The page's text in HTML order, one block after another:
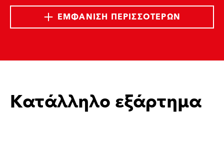
ΕΜΦΆΝΙΣΗ ΠΕΡΙΣΣΌΤΕΡΩΝ
Κατάλληλο εξάρτημα